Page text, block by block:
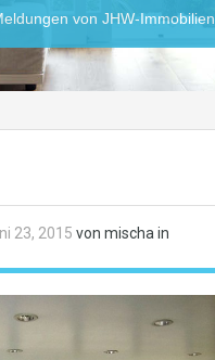
von JHW-Immobilien
23, 2015 von mischa in